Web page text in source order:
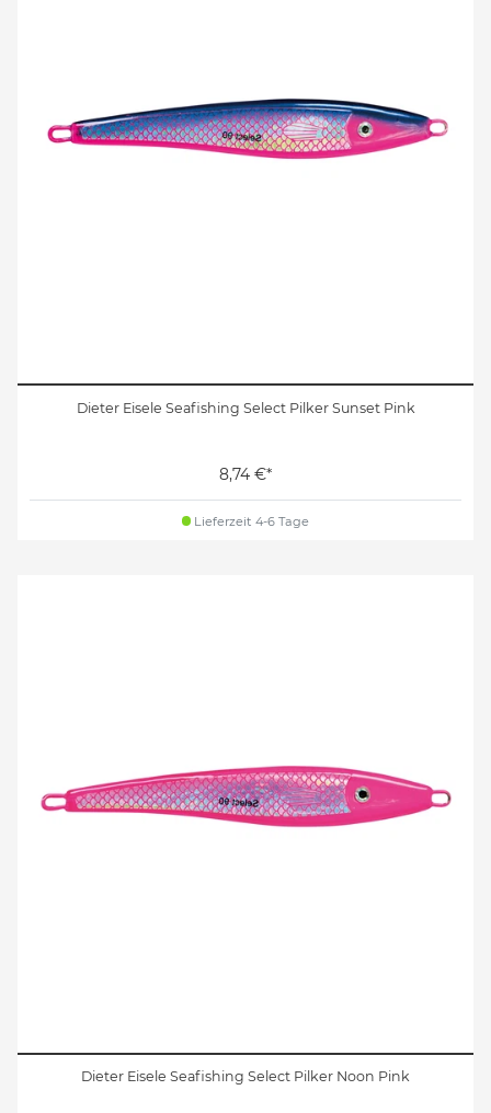
Dieter Eisele Seafishing Select Pilker Sunset Pink
8,74 €*
Lieferzeit 4-6 Tage
Dieter Eisele Seafishing Select Pilker Noon Pink